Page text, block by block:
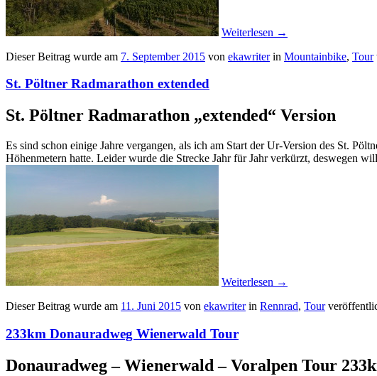
Weiterlesen →
Dieser Beitrag wurde am 7. September 2015 von ekawriterin Mountainbike, Tour
St. Pöltner Radmarathon extended
St. Pöltner Radmarathon „extended“ Version
Es sind schon einige Jahre vergangen, als ich am Start der Ur-Version des St.
Höhenmetern hatte. Leider wurde die Strecke Jahr für Jahr verkürzt, deswegen
Weiterlesen →
Dieser Beitrag wurde am 11. Juni 2015 von ekawriterin Rennrad, Tour
233km Donauradweg Wienerwald Tour
Donauradweg – Wienerwald – Voralpen Tour